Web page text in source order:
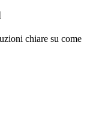
chiare su come